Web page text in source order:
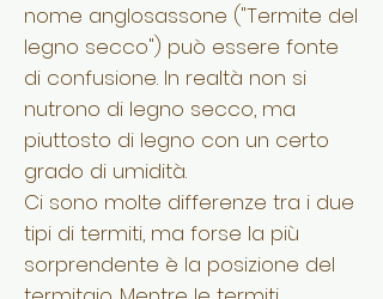
nome anglosassone ("Termite del
legno secco") può essere fonte
di confusione. In realtà non si
nutrono di legno secco, ma
piuttosto di legno con un certo
grado di umidità.
Ci sono molte differenze tra i due
tipi di termiti, ma forse la più
sorprendente è la posizione del